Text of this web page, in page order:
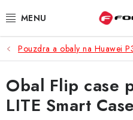
na
PUZDRÁ A OBALY
TVRDENÉ SKLÁ
DÁTOVÉ KÁBLE
Pouzdra a obaly na Huawei
Obal Flip case
LITE Smart